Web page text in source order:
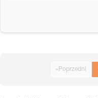
« Poprzedni